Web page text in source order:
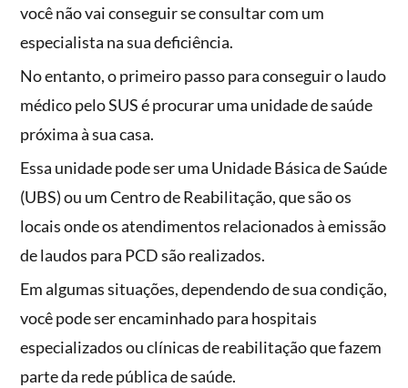
você não vai conseguir se consultar com um
especialista na sua deficiência.
No entanto, o primeiro passo para conseguir o laudo
médico pelo SUS é procurar uma unidade de saúde
próxima à sua casa.
Essa unidade pode ser uma Unidade Básica de Saúde
(UBS) ou um Centro de Reabilitação, que são os
locais onde os atendimentos relacionados à emissão
de laudos para PCD são realizados.
Em algumas situações, dependendo de sua condição,
você pode ser encaminhado para hospitais
especializados ou clínicas de reabilitação que fazem
parte da rede pública de saúde.